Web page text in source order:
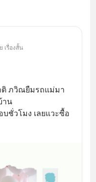
เรื่องสั้น
ภวิณยืมรถแม่มา
าน
บชั่วโมง เลยแวะซื้อ